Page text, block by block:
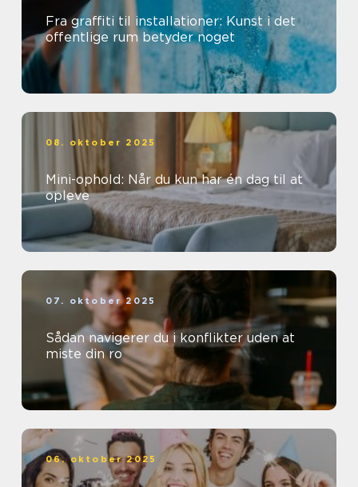
Fra graffiti til installationer: Kunst i det
offentlige rum betyder noget
08. oktober 2025
Mini-ophold: Når du kun har én dag til at
opleve
07. oktober 2025
Sådan navigerer du i konflikter uden at
miste din ro
06. oktober 2025